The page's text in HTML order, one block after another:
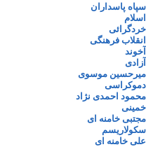
سپاه پاسداران
اسلام
خردگرائی
انقلاب فرهنگی
آخوند
آزادی
میرحسین موسوی
دموکراسی
محمود احمدی نژاد
خمینی
مجتبی خامنه ای
سکولاریسم
علی خامنه ای